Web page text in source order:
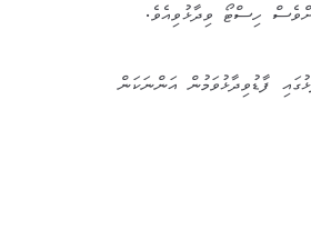
ހިސްޓޯ ވިދާޅުވިއެވެ.
ފާޑުވިދާޅުވަމުން އަންނަކަން